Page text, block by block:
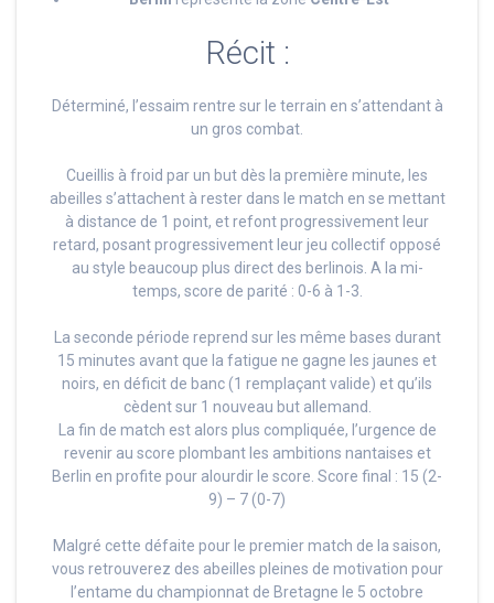
Récit :
Déterminé, l’essaim rentre sur le terrain en s’attendant à
un gros combat.
Cueillis à froid par un but dès la première minute, les
abeilles s’attachent à rester dans le match en se mettant
à distance de 1 point, et refont progressivement leur
retard, posant progressivement leur jeu collectif opposé
au style beaucoup plus direct des berlinois. A la mi-
temps, score de parité : 0-6 à 1-3.
La seconde période reprend sur les même bases durant
15 minutes avant que la fatigue ne gagne les jaunes et
noirs, en déficit de banc (1 remplaçant valide) et qu’ils
cèdent sur 1 nouveau but allemand.
La fin de match est alors plus compliquée, l’urgence de
revenir au score plombant les ambitions nantaises et
Berlin en profite pour alourdir le score. Score final : 15 (2-
9) – 7 (0-7)
Malgré cette défaite pour le premier match de la saison,
vous retrouverez des abeilles pleines de motivation pour
l’entame du championnat de Bretagne le 5 octobre